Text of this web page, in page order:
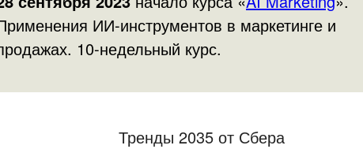
ИИ-инструментов в маркетинге и
10-недельный курс.
Тренды 2035 от Сбера